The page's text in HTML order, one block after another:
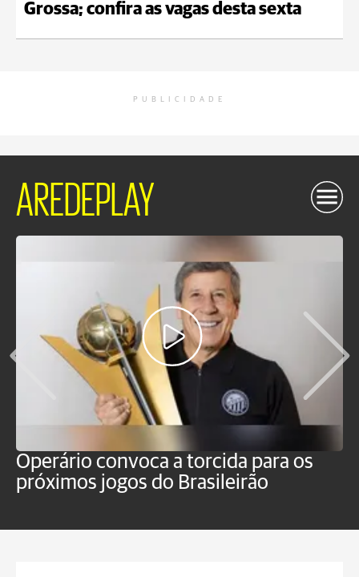
Grossa; confira as vagas desta sexta
PUBLICIDADE
AREDEPLAY
Operário convoca a torcida para os
próximos jogos do Brasileirão